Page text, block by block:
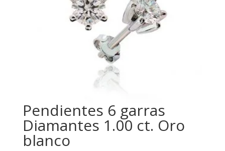
Pendientes 6 garras
Diamantes 1.00 ct. Oro
blanco